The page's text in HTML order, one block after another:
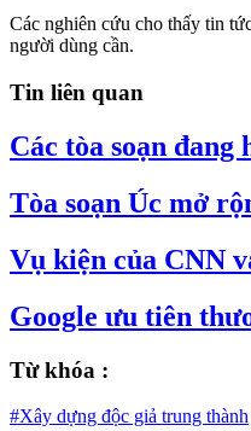
Các nghiên cứu cho thấy tin
người dùng cần.
Tin liên quan
Các tòa soạn đang
Tòa soạn Úc mở
Vụ kiện của CNN
Google ưu tiên
Từ khóa :
#Xây dựng độc giả trung thành